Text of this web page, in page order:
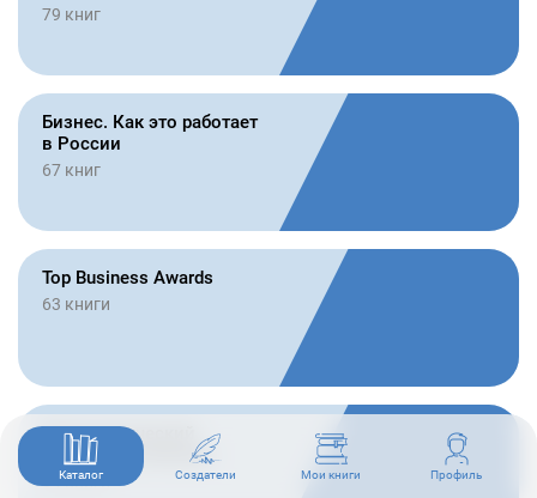
79 книг
Бизнес. Как это работает
в России
67 книг
Top Business Awards
63 книги
Психологический
бестселлер (Эксмо)
54 книги
Каталог Создатели Мои книги Профиль